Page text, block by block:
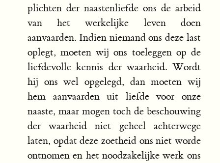
plichten der naastenliefde ons de arbeid
van het werkelijke leven doen
aanvaarden. Indien niemand ons deze last
oplegt, moeten wij ons toeleggen op de
liefdevolle kennis der waarheid. Wordt
hij ons wel opgelegd, dan moeten wij
hem aanvaarden uit liefde voor onze
naaste, maar mogen toch de beschouwing
der waarheid niet geheel achterwege
laten, opdat deze zoetheid ons niet worde
ontnomen en het noodzakelijke werk ons